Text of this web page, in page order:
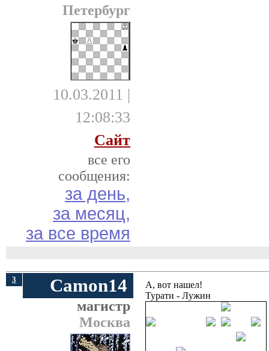
Петербург
10.03.2011 |
12:08:33
Сайт
все его
сообщения:
за день,
за месяц,
за все время
3 Camon14
магистр
Москва
А, вот нашел!
Турати - Лужин